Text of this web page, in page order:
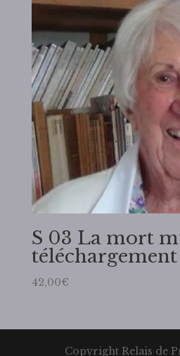
S 03 La mort
téléchargement
42,00€
Copyright Relais de